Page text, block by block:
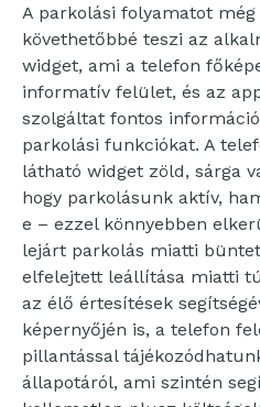
A parkolási folyamatot még
követhetőbbé teszi az
widget, ami a telefon
informatív felület, és az
szolgáltat fontos
parkolási funkciókat. A
látható widget zöld, sárga
hogy parkolásunk aktív,
e – ezzel könnyebben
lejárt parkolás miatti
elfelejtett leállítása miatti
az élő értesítések
képernyőjén is, a telefon
pillantással
állapotáról, ami szintén